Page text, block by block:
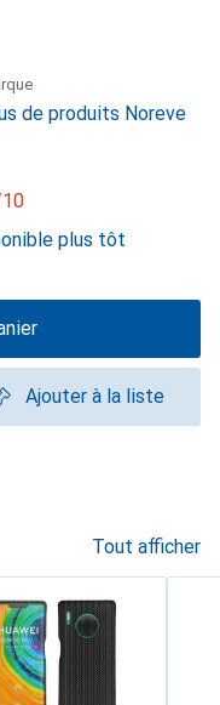
de produits Noreve
plus tôt
Ajouter à la liste
Tout afficher